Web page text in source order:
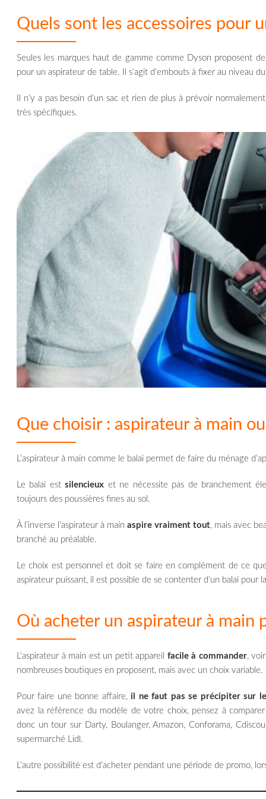
Quels sont les accessoires pour
Seules les marques haut de gamme comme Dyson proposent
pour un aspirateur de table. Il s’agit d’embouts à fixer au niveau
Il n’y a pas besoin d’un sac et rien de plus à prévoir
très spécifiques.
Que choisir : aspirateur à main
L’aspirateur à main comme le balai permet de faire du ménage
Le balai estsilencieux et ne nécessite pas de branchement
toujours des poussières fines au sol.
À l’inverse l’aspirateur à mainaspire vraiment tout, mais avec
branché au préalable.
Le choix est personnel et doit se faire en complément de ce
aspirateur puissant, il est possible de se contenter d’un balai pour
Où acheter un aspirateur à main
L’aspirateur à main est un petit appareil facile à commander,
nombreuses boutiques en proposent, mais avec un choix variable.
Pour faire une bonne affaire,il ne faut pas se précipiter sur
avez la référence du modèle de votre choix, pensez à
donc un tour sur Darty, Boulanger, Amazon, Conforama,
supermarché Lidl.
L’autre possibilité est d’acheter pendant une période de promo,